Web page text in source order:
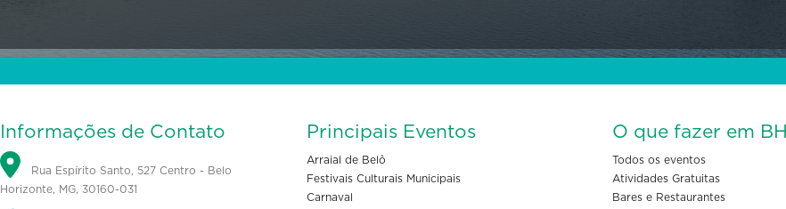
Informações de Contato
Rua Espírito Santo, 527 Centro - Belo
Horizonte, MG, 30160-031
Principais Eventos
Arraial de Belô
Festivais Culturais Municipais
Carnaval
O que fazer em BH
Todos os eventos
Atividades Gratuitas
Bares e Restaurantes